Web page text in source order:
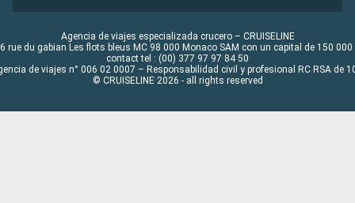
Agencia de viajes especializada crucero – CRUISELINE
rue du gabian Les flots bleus MC 98 000 Monaco SAM con un capital de 150 000
contact tel : (00) 377 97 97 84 50
de viajes n° 006 02 0007 – Responsabilidad civil y profesional RC RSA de
© CRUISELINE 2026 - all rights reserved